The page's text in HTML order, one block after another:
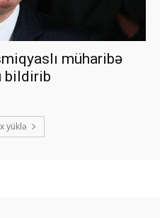
müharibə
bildirib
yüklə